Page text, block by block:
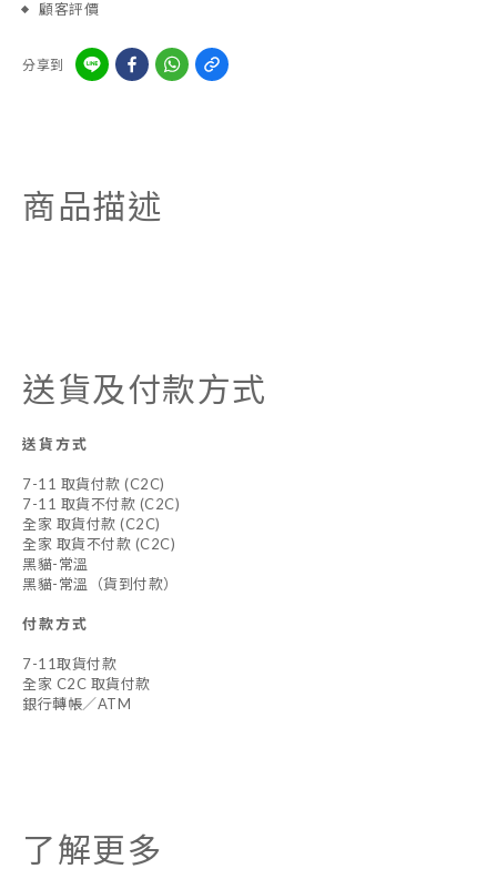
顧客評價
分享到
商品描述
送貨及付款方式
送貨方式
7-11 取貨付款 (C2C)
7-11 取貨不付款 (C2C)
全家 取貨付款 (C2C)
全家 取貨不付款 (C2C)
黑貓-常溫
黑貓-常溫（貨到付款）
付款方式
7-11取貨付款
全家 C2C 取貨付款
銀行轉帳／ATM
了解更多